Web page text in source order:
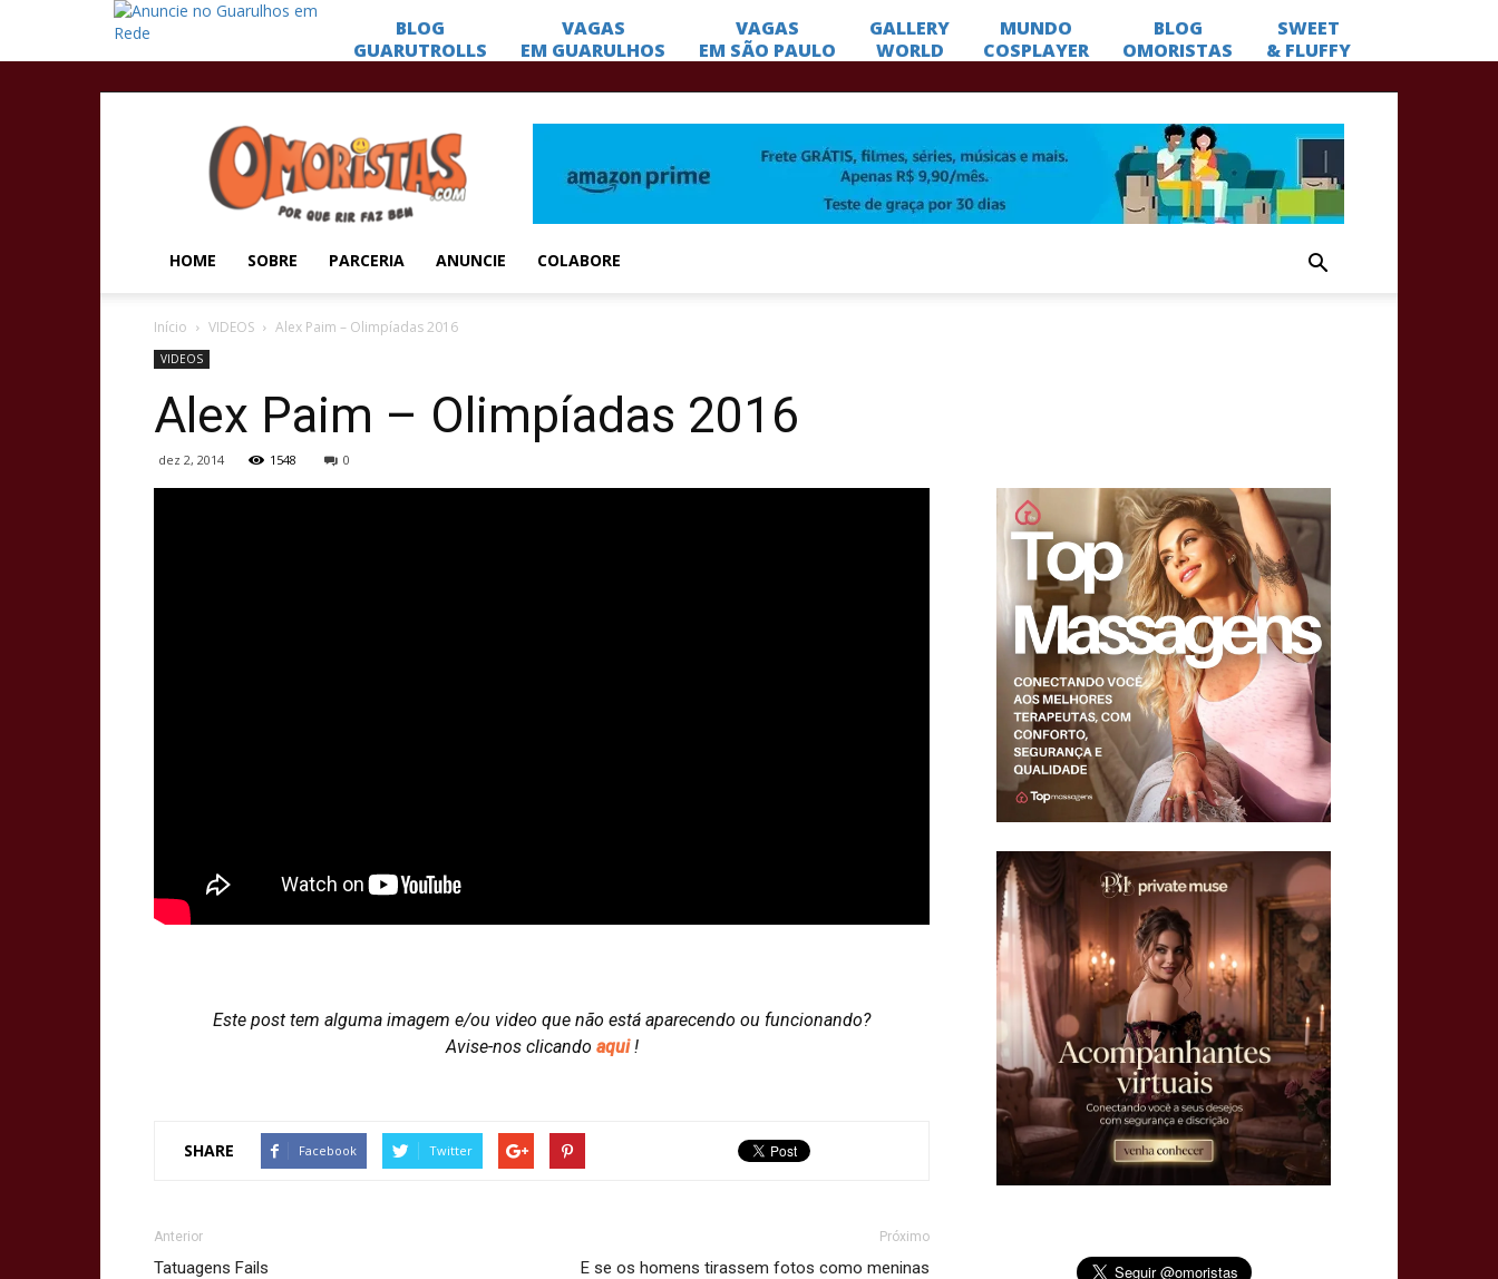
Omoristas
HOME SOBRE PARCERIA ANUNCIE COLABORE
Início VIDEOS Alex Paim – Olimpíadas 2016
VIDEOS
Alex Paim – Olimpíadas 2016
dez 2, 2014 1548 0
Este post tem alguma imagem e/ou video que não está aparecendo ou funcionando?
Avise-nos clicando aqui !
SHARE Facebook Twitter
Anterior
Tatuagens Fails
Próximo
E se os homens tirassem fotos como meninas